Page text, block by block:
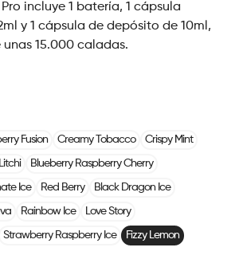
incluye 1 batería, 1 cápsula
y 1 cápsula de depósito de 10ml,
15.000 caladas.
Fusion Creamy Tobacco Crispy Mint
Blueberry Raspberry Cherry
Ice Red Berry Black Dragon Ice
Rainbow Ice Love Story
Strawberry Raspberry Ice Fizzy Lemon